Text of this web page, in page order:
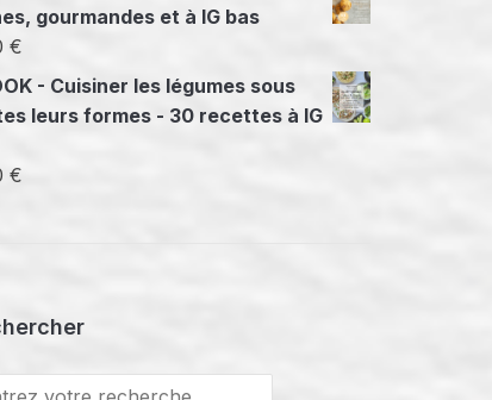
gourmandes et à IG bas
€
- Cuisiner les légumes sous
leurs formes - 30 recettes à IG
€